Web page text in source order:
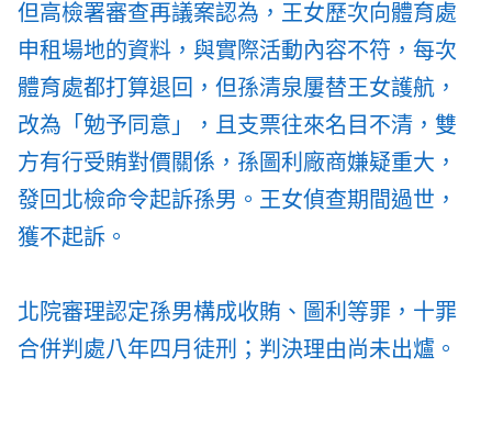
但高檢署審查再議案認為，王女歷次向體育處
申租場地的資料，與實際活動內容不符，每次
體育處都打算退回，但孫清泉屢替王女護航，
改為「勉予同意」，且支票往來名目不清，雙
方有行受賄對價關係，孫圖利廠商嫌疑重大，
發回北檢命令起訴孫男。王女偵查期間過世，
獲不起訴。
北院審理認定孫男構成收賄、圖利等罪，十罪
合併判處八年四月徒刑；判決理由尚未出爐。